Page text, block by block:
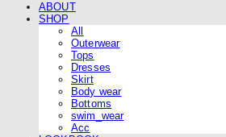
ABOUT
SHOP
All
Outerwear
Tops
Dresses
Skirt
Body wear
Bottoms
swim_wear
Acc